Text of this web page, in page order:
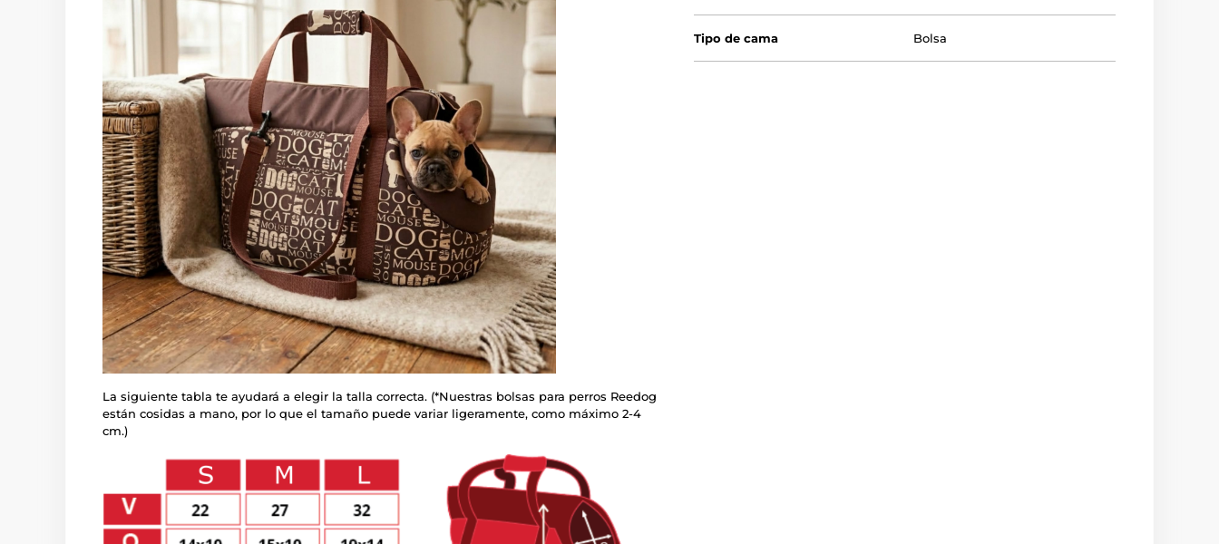
La siguiente tabla te ayudará a elegir la talla correcta. (*Nuestras bolsas para perros Reedog
están cosidas a mano, por lo que el tamaño puede variar ligeramente, como máximo 2-4
cm.)
Tipo de cama Bolsa